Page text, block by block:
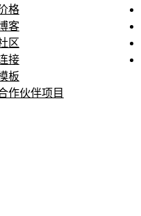
格
客
区
接
板
作伙伴项目